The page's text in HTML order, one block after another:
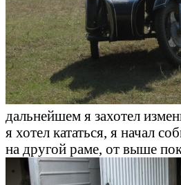
дальнейшем я захотел
я хотел кататься, я начал
на другой раме, от выше